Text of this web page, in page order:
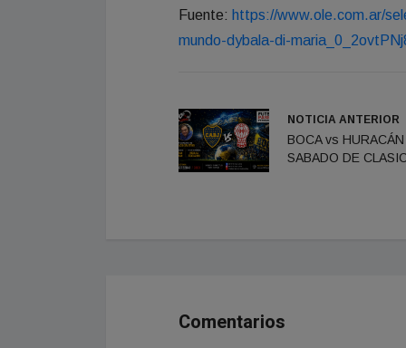
Fuente: https://www.ole.com.ar/
mundo-dybala-di-
NOTICIA ANTERIOR
BOCA vs HURACÁN
SABADO DE
Comentarios